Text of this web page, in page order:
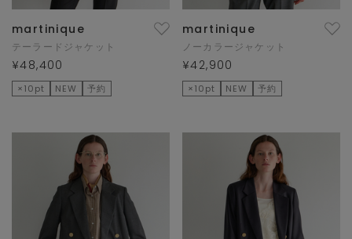
martinique
テーラードジャケット
¥48,400
×10pt NEW 予約
martinique
ノーカラージャケット
¥42,900
×10pt NEW 予約